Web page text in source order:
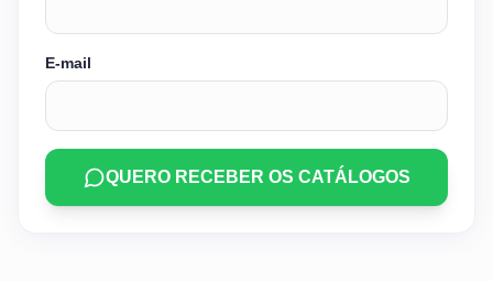
E-mail
QUERO RECEBER OS CATÁLOGOS